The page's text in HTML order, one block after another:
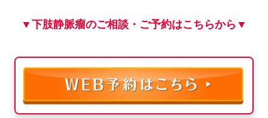
▼下肢静脈瘤のご相談・ご予約はこちらから▼